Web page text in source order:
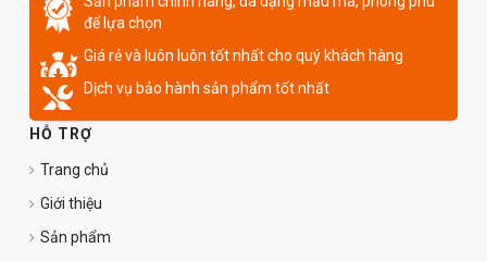
để lựa chọn
Giá rẻ và luôn luôn tốt nhất cho quý khách hàng
Dịch vụ bảo hành sản phẩm tốt nhất
HỖ TRỢ
Trang chủ
Giới thiệu
Sản phẩm